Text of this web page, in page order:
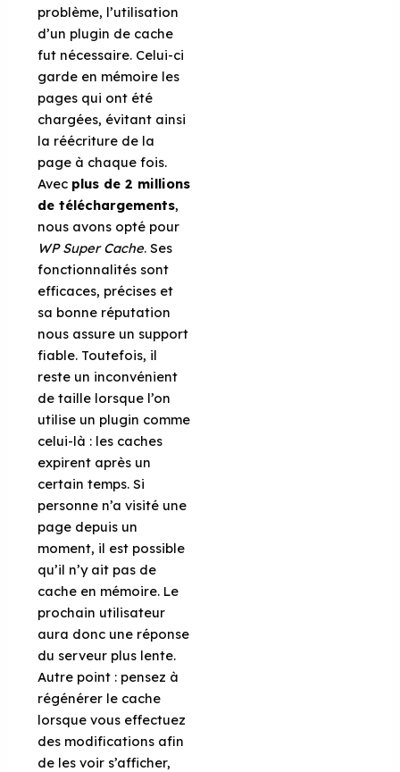
problème, l’utilisation
d’un plugin de cache
fut nécessaire. Celui-ci
garde en mémoire les
pages qui ont été
chargées, évitant ainsi
la réécriture de la
page à chaque fois.
Avec plus de 2 millions
de téléchargements,
nous avons opté pour
WP Super Cache. Ses
fonctionnalités sont
efficaces, précises et
sa bonne réputation
nous assure un support
fiable. Toutefois, il
reste un inconvénient
de taille lorsque l’on
utilise un plugin comme
celui-là : les caches
expirent après un
certain temps. Si
personne n’a visité une
page depuis un
moment, il est possible
qu’il n’y ait pas de
cache en mémoire. Le
prochain utilisateur
aura donc une réponse
du serveur plus lente.
Autre point : pensez à
régénérer le cache
lorsque vous effectuez
des modifications afin
de les voir s’afficher,